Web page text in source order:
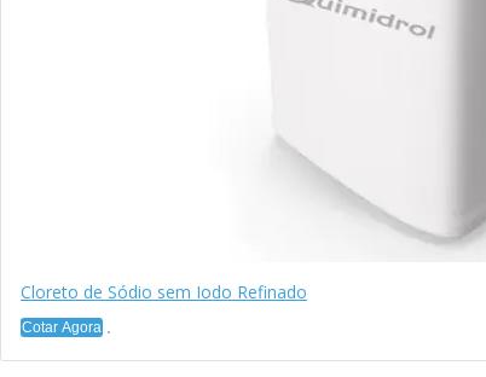
Cloreto de Sódio sem Iodo Refinado
Cotar Agora